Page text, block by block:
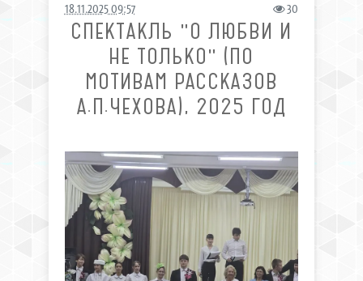
18.11.2025 09:57 30
СПЕКТАКЛЬ "О ЛЮБВИ И
НЕ ТОЛЬКО" (ПО
МОТИВАМ РАССКАЗОВ
А.П.ЧЕХОВА), 2025 ГОД